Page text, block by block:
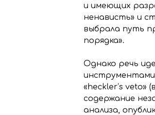
и имеющих
ненависть» и
выбрала путь
порядка».
Однако речь
инструментами
«heckler’s
содержание
анализа,